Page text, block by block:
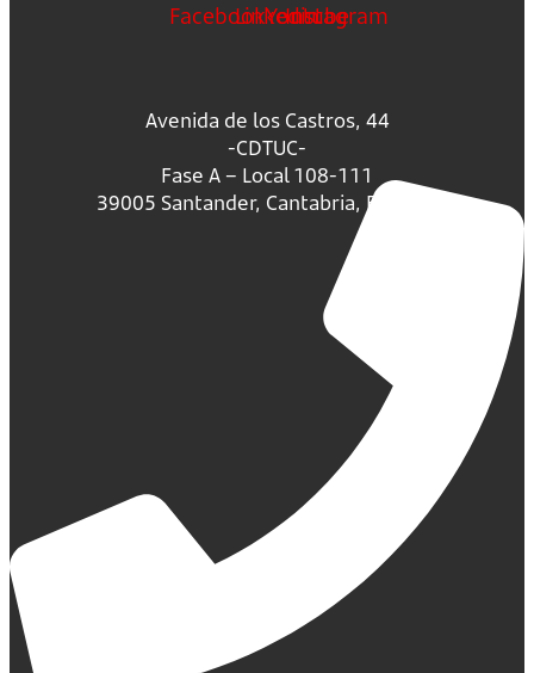
FacebookLinkedin
Youtube
Instagram
Avenida de los Castros, 44
-CDTUC-
Fase A – Local 108-111
39005 Santander, Cantabria, España.